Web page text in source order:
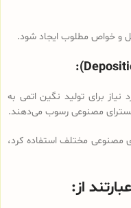
و خواص مطلوب ایجاد شود.
برای تولید نگین اتمی به
مصنوعی رسوب می‌دهند.
مصنوعی مختلف استفاده کرد،
از: